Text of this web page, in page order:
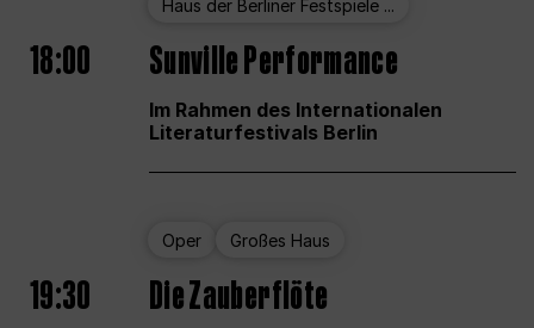
Haus der Berliner Festspiele ...
18:00 Sunville Performance
Im Rahmen des Internationalen
Literaturfestivals Berlin
Oper Großes Haus
19:30 Die Zauberflöte